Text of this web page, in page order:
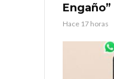
Engaño”
Hace 17 horas